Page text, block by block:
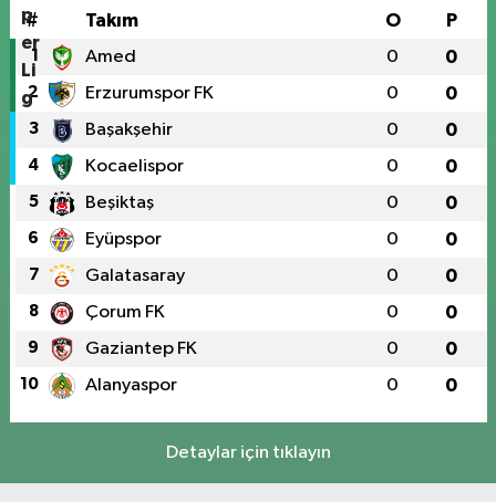
# Takım O P
1 Amed 0 0
2 Erzurumspor FK 0 0
3 Başakşehir 0 0
4 Kocaelispor 0 0
5 Beşiktaş 0 0
6 Eyüpspor 0 0
7 Galatasaray 0 0
8 Çorum FK 0 0
9 Gaziantep FK 0 0
10 Alanyaspor 0 0
Detaylar için tıklayın